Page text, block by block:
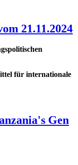
21.11.2024
für internationale
Gen